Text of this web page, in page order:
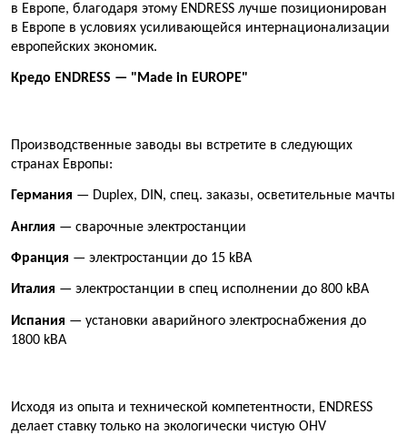
в Европе, благодаря этому ENDRESS лучше позиционирован
в Европе в условиях усиливающейся интернационализации
европейских экономик.
Кредо ENDRESS — "Made in EUROPE"
Производственные заводы вы встретите в следующих
странах Европы:
Германия — Duplex, DIN, спец. заказы, осветительные мачты
Англия — сварочные электростанции
Франция — электростанции до 15 kВА
Италия — электростанции в спец исполнении до 800 kВА
Испания — установки аварийного электроснабжения до
1800 kВА
Исходя из опыта и технической компетентности, ENDRESS
делает ставку только на экологически чистую OHV